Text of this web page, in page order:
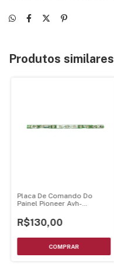
Produtos similares
Placa De Comando Do
Painel Pioneer Avh-
Avh-P4200Dvd
R$130,00